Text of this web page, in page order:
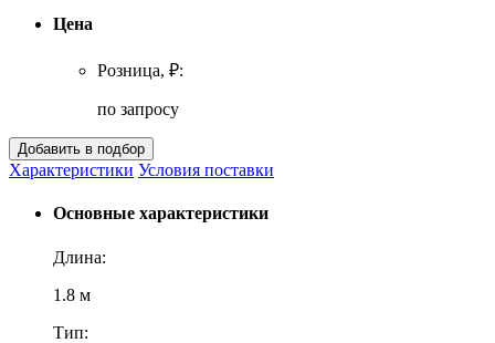
Цена
Розница, ₽:
по запросу
Характеристики Условия поставки
Основные характеристики
Длина:
1.8 м
Тип: